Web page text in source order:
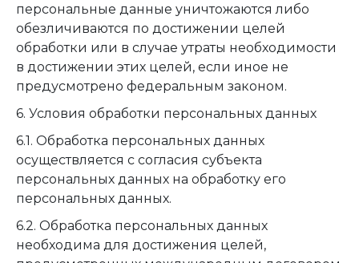
персональные данные уничтожаются либо
обезличиваются по достижении целей
обработки или в случае утраты необходимости
в достижении этих целей, если иное не
предусмотрено федеральным законом.
6. Условия обработки персональных данных
6.1. Обработка персональных данных
осуществляется с согласия субъекта
персональных данных на обработку его
персональных данных.
6.2. Обработка персональных данных
необходима для достижения целей,